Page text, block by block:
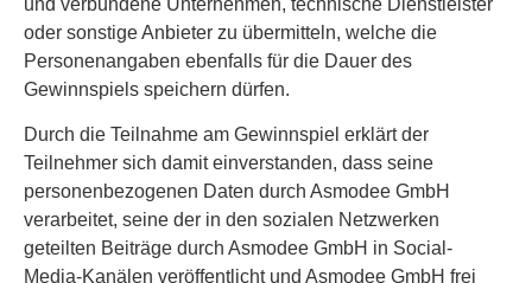
oder sonstige Anbieter zu übermitteln, welche die
Personenangaben ebenfalls für die Dauer des
Gewinnspiels speichern dürfen.
Durch die Teilnahme am Gewinnspiel erklärt der
Teilnehmer sich damit einverstanden, dass seine
personenbezogenen Daten durch Asmodee GmbH
verarbeitet, seine der in den sozialen Netzwerken
geteilten Beiträge durch Asmodee GmbH in Social-
Media-Kanälen veröffentlicht und Asmodee GmbH frei